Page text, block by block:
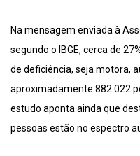
Na mensagem enviada à
segundo o IBGE, cerca de
de deficiência, seja motora,
aproximadamente 882.022
estudo aponta ainda que
pessoas estão no espectro